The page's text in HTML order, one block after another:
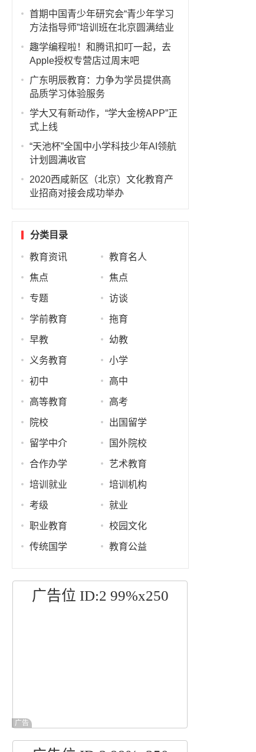
首期中国青少年研究会“青少年学习
方法指导师”培训班在北京圆满结业
趣学编程啦！和腾讯扣叮一起，去
Apple授权专营店过周末吧
广东明辰教育：力争为学员提供高
品质学习体验服务
学大又有新动作，“学大金榜APP”正
式上线
“天池杯”全国中小学科技少年AI领航
计划圆满收官
2020西咸新区（北京）文化教育产
业招商对接会成功举办
分类目录
教育资讯 教育名人
焦点 焦点
专题 访谈
学前教育 拖育
早教 幼教
义务教育 小学
初中 高中
高等教育 高考
院校 出国留学
留学中介 国外院校
合作办学 艺术教育
培训就业 培训机构
考级 就业
职业教育 校园文化
传统国学 教育公益
广告位 ID:2 99%x250
广告